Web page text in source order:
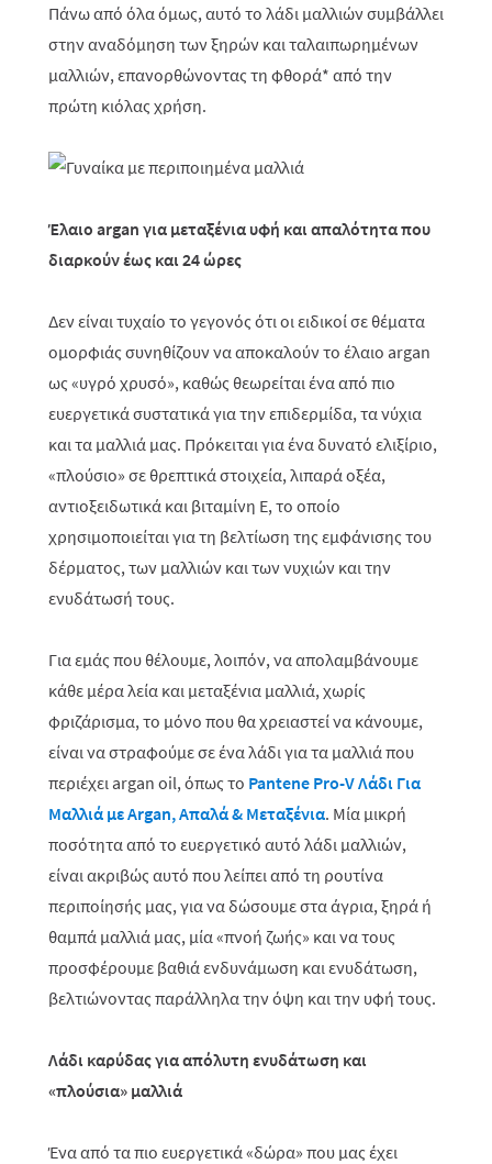
Πάνω από όλα όμως, αυτό το λάδι μαλλιών συμβάλλει
στην αναδόμηση των ξηρών και ταλαιπωρημένων
μαλλιών, επανορθώνοντας τη φθορά* από την
πρώτη κιόλας χρήση.
Έλαιο argan για μεταξένια υφή και απαλότητα που
διαρκούν έως και 24 ώρες
Δεν είναι τυχαίο το γεγονός ότι οι ειδικοί σε θέματα
ομορφιάς συνηθίζουν να αποκαλούν το έλαιο argan
ως «υγρό χρυσό», καθώς θεωρείται ένα από πιο
ευεργετικά συστατικά για την επιδερμίδα, τα νύχια
και τα μαλλιά μας. Πρόκειται για ένα δυνατό ελιξίριο,
«πλούσιο» σε θρεπτικά στοιχεία, λιπαρά οξέα,
αντιοξειδωτικά και βιταμίνη Ε, το οποίο
χρησιμοποιείται για τη βελτίωση της εμφάνισης του
δέρματος, των μαλλιών και των νυχιών και την
ενυδάτωσή τους.
Για εμάς που θέλουμε, λοιπόν, να απολαμβάνουμε
κάθε μέρα λεία και μεταξένια μαλλιά, χωρίς
φριζάρισμα, το μόνο που θα χρειαστεί να κάνουμε,
είναι να στραφούμε σε ένα λάδι για τα μαλλιά που
περιέχει argan oil, όπως το Pantene Pro-V Λάδι Για
Μαλλιά μεArgan, Απαλά & Μεταξένια. Μία μικρή
ποσότητα από το ευεργετικό αυτό λάδι μαλλιών,
είναι ακριβώς αυτό που λείπει από τη ρουτίνα
περιποίησής μας, για να δώσουμε στα άγρια, ξηρά ή
θαμπά μαλλιά μας, μία «πνοή ζωής» και να τους
προσφέρουμε βαθιά ενδυνάμωση και ενυδάτωση,
βελτιώνοντας παράλληλα την όψη και την υφή τους.
Λάδι καρύδας για απόλυτη ενυδάτωση και
«πλούσια» μαλλιά
Ένα από τα πιο ευεργετικά «δώρα» που μας έχει